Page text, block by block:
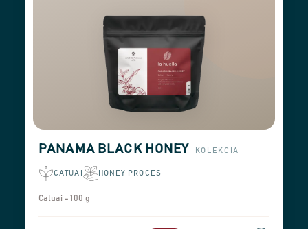
PANAMA BLACK HONEY KOLEKCIA
CATUAI HONEY PROCES
Catuai - 100 g